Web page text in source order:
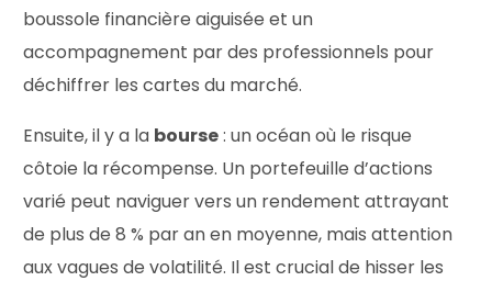
boussole financière aiguisée et un
accompagnement par des professionnels pour
déchiffrer les cartes du marché.
Ensuite, il y a la bourse: un océan où le risque
côtoie la récompense. Un portefeuille d’actions
varié peut naviguer vers un rendement attrayant
de plus de 8 % par an en moyenne, mais attention
aux vagues de volatilité. Il est crucial de hisser les